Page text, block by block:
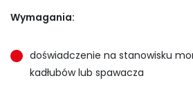
Wymagania:
doświadczenie na stanowisku
kadłubów lub spawacza